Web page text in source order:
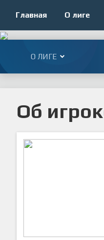
Главная О лиге
О ЛИГЕ
Об